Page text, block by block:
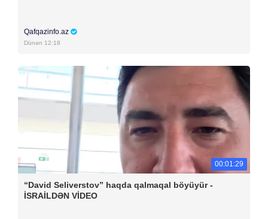
Qafqazinfo.az
Dünən 12:18
00:01:29
“David Seliverstov” haqda qalmaqal böyüyür -
İSRAİLDƏN VİDEO